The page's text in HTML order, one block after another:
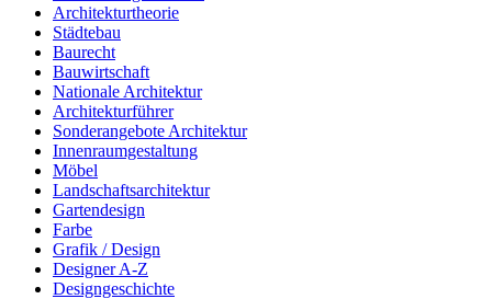
Architekturtheorie
Städtebau
Baurecht
Bauwirtschaft
Nationale Architektur
Architekturführer
Sonderangebote Architektur
Innenraumgestaltung
Möbel
Landschaftsarchitektur
Gartendesign
Farbe
Grafik / Design
Designer A-Z
Designgeschichte